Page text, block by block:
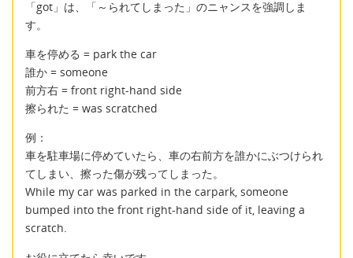
「got」は、「～られてしまった」のニャンスを強調しま
す。
車を停める = park the car
誰か = someone
前方右 = front right-hand side
擦られた = was scratched
例：
車を駐車場に停めていたら、車の右前方を誰かにぶつけられ
てしまい、擦った傷が残ってしまった。
While my car was parked in the carpark, someone
bumped into the front right-hand side of it, leaving a
scratch.